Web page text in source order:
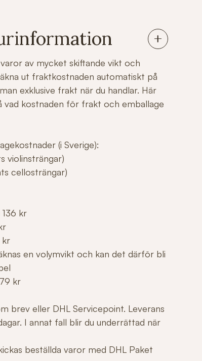
av mycket skiftande vikt och
ut fraktkostnaden automatiskt på
exklusive frakt när du handlar. Här
vad kostnaden för frakt och emballage
(i Sverige):
violinsträngar)
cellosträngar)
kr
kr
en volymvikt och kan det därför bli
kr
brev eller DHL Servicepoint. Leverans
I annat fall blir du underrättad när
beställda varor med DHL Paket